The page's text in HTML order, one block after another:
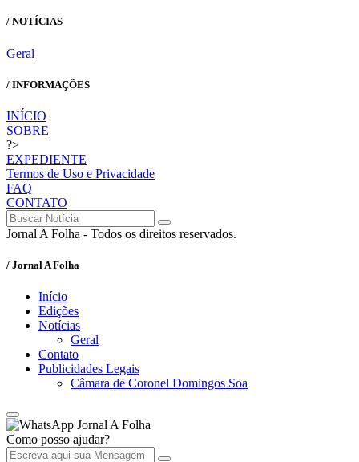
/ NOTÍCIAS
Geral
/ INFORMAÇÕES
INÍCIO
SOBRE
?>
EXPEDIENTE
Termos de Uso e Privacidade
FAQ
CONTATO
Jornal A Folha - Todos os direitos reservados.
/ Jornal A Folha
Início
Edições
Notícias
Geral
Contato
Publicidades Legais
Câmara de Coronel Domingos Soa
Jornal A Folha
Como posso ajudar?